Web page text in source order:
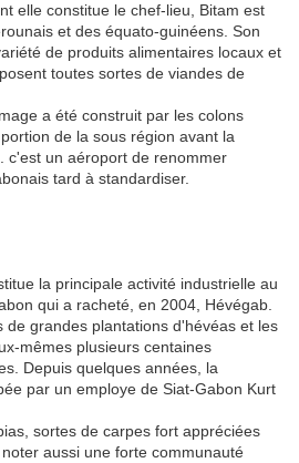
elle constitue le chef-lieu, Bitam est
et des équato-guinéens. Son
de produits alimentaires locaux et
toutes sortes de viandes de
a été construit par les colons
de la sous région avant la
c'est un aéroport de renommer
tard à standardiser.
la principale activité industrielle au
qui a racheté, en 2004, Hévégab.
de grandes plantations d'hévéas et les
mêmes plusieurs centaines
Depuis quelques années, la
par un employe de Siat-Gabon Kurt
sortes de carpes fort appréciées
aussi une forte communauté